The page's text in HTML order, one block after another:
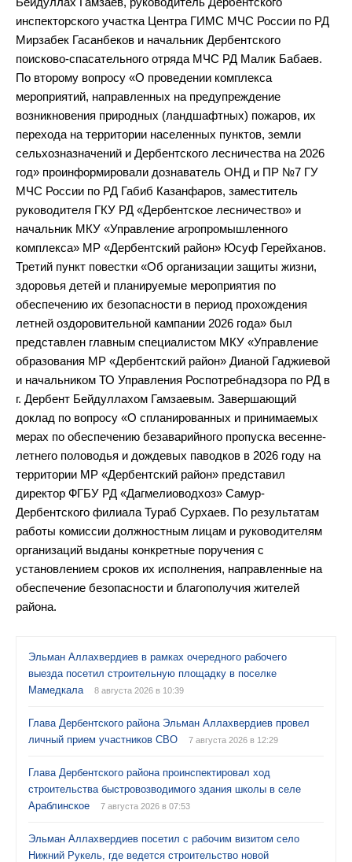
инспекторского участка Центра ГИМС МЧС России по РД
Мирзабек Гасанбеков и начальник Дербентского
поисково-спасательного отряда МЧС РД Малик Бабаев.
По второму вопросу «О проведении комплекса
мероприятий, направленных на предупреждение
возникновения природных (ландшафтных) пожаров, их
перехода на территории населенных пунктов, земли
сельхозназначений и Дербентского лесничества на 2026
год» проинформировали дознаватель ОНД и ПР №7 ГУ
МЧС России по РД Габиб Казанфаров, заместитель
руководителя ГКУ РД «Дербентское лесничество» и
начальник МКУ «Управление агропромышленного
комплекса» МР «Дербентский район» Юсуф Герейханов.
Третий пункт повестки «Об организации защиты жизни,
здоровья детей и планируемые мероприятия по
обеспечению их безопасности в период прохождения
летней оздоровительной кампании 2026 года» был
представлен главным специалистом МКУ «Управление
образования МР «Дербентский район» Дианой Гаджиевой
и начальником ТО Управления Роспотребнадзора по РД в
г. Дербент Бейдуллахом Гамзаевым. Завершающий
доклад по вопросу «О спланированных и принимаемых
мерах по обеспечению безаварийного пропуска весенне-
летнего половодья и дождевых паводков в 2026 году на
территории МР «Дербентский район» представил
директор ФГБУ РД «Дагмелиоводхоз» Самур-
Дербентского филиала Тураб Сурхаев. По результатам
работы комиссии должностным лицам и руководителям
организаций выданы конкретные поручения с
установлением сроков их исполнения, направленные на
обеспечение безопасности и благополучия жителей
района.
Эльман Аллахвердиев в рамках очередного рабочего
выезда посетил строительную площадку в поселке
Мамедкала
8 августа 2026 в 10:39
Глава Дербентского района Эльман Аллахвердиев провел
личный прием участников СВО
7 августа 2026 в 12:29
Глава Дербентского района проинспектировал ход
строительства быстровозводимого здания школы в селе
Араблинское
7 августа 2026 в 07:53
Эльман Аллахвердиев посетил с рабочим визитом село
Нижний Рукель, где ведется строительство новой